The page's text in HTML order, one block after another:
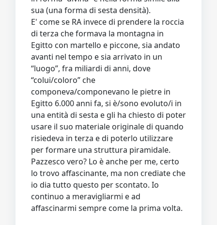
sua (una forma di sesta densità).
E' come se RA invece di prendere la roccia
di terza che formava la montagna in
Egitto con martello e piccone, sia andato
avanti nel tempo e sia arrivato in un
“luogo”, fra miliardi di anni, dove
“colui/coloro” che
componeva/componevano le pietre in
Egitto 6.000 anni fa, si è/sono evoluto/i in
una entità di sesta e gli ha chiesto di poter
usare il suo materiale originale di quando
risiedeva in terza e di poterlo utilizzare
per formare una struttura piramidale.
Pazzesco vero? Lo è anche per me, certo
lo trovo affascinante, ma non crediate che
io dia tutto questo per scontato. Io
continuo a meravigliarmi e ad
affascinarmi sempre come la prima volta.